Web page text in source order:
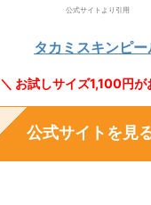
公式サイトより引用
タカミスキンピー
＼ お試しサイズ1,100円が
公式サイトを見